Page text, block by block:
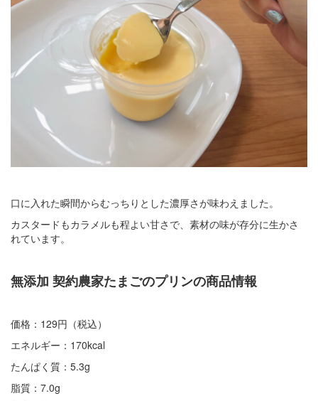
口に入れた瞬間からむっちりとした濃厚さが味わえました。
カスタードもカラメルも程よい甘さで、素材の味が存分に生かさ
れています。
無添加 契約農家たまごのプリンの商品情報
価格：129円（税込）
エネルギー：170kcal
たんぱく質：5.3g
脂質：7.0g